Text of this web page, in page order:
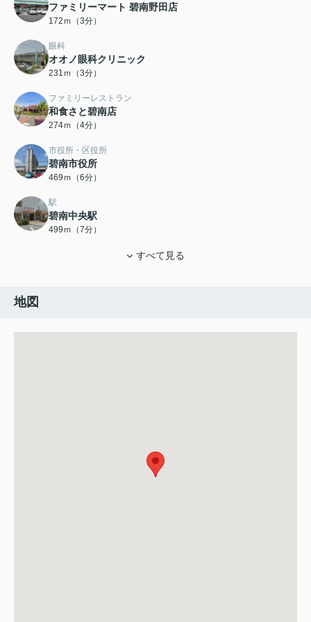
ファミリーマート 碧南野田店
172ｍ（3分）
眼科
オオノ眼科クリニック
231ｍ（3分）
ファミリーレストラン
和食さと碧南店
274ｍ（4分）
市役所・区役所
碧南市役所
469ｍ（6分）
駅
碧南中央駅
499ｍ（7分）
すべて見る
地図